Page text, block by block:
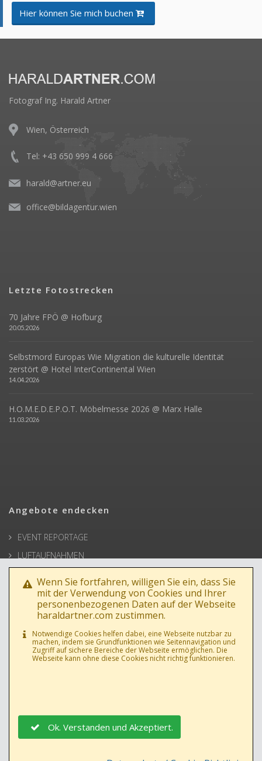
Hier können Sie mich buchen
Fotograf Ing. Harald Artner
Wien, Österreich
Tel: +43 650 999 4 666
harald@artner.eu
office@bildagentur.wien
Letzte Fotostrecken
70 Jahre FPÖ @ Hofburg
20.05.2026
Selbstmord Europas Wie Migration die kulturelle Identität
zerstört @ Hotel InterContinental Wien
14.04.2026
H.O.M.E.D.E.P.O.T. Möbelmesse 2026 @ Marx Halle
11.03.2026
Angebote endecken
EVENT REPORTAGE
LUFTAUFNAHMEN
BUSINESSPORTRAIT
WERBEFOTOS
PRESSE
Wenn Sie fortfahren, willigen Sie ein, dass Sie
mit der Verwendung von Cookies und Ihrer
personenbezogenen Daten auf der Webseite
haraldartner.com zustimmen.
Notwendige Cookies helfen dabei, eine Webseite nutzbar zu
machen, indem sie Grundfunktionen wie Seitennavigation und
Zugriff auf sichere Bereiche der Webseite ermöglichen. Die
Webseite kann ohne diese Cookies nicht richtig funktionieren.
Ok. Verstanden und Akzeptiert.